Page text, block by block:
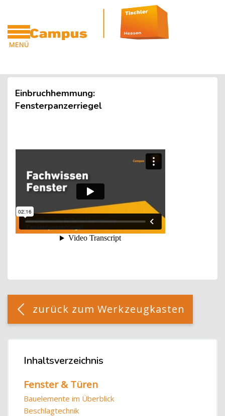
MENÜ
Zum Hauptinhalt
Blöcke
Blöcke
Einbruchhemmung:
Fensterpanzerriegel
Blöcke
[Cocoon] Custom HTML überspringen
zurück zum Werkzeugkasten
Inhaltsverzeichnis überspringen
Inhaltsverzeichnis
Fenster & Türen
Bauelemente im Überblick
Beschlagtechnik